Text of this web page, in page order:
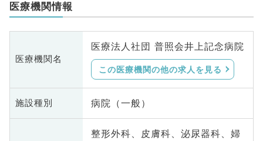
医療機関情報
医療機関名
医療法人社団 普照会井上記念病院
この医療機関の他の求人を見る
施設種別 病院（一般）
整形外科、皮膚科、泌尿器科、婦